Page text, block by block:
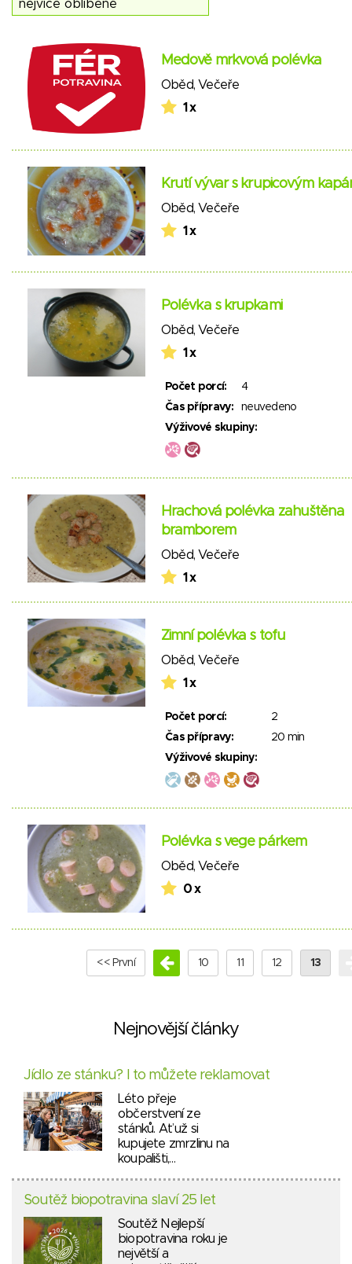
Medově mrkvová polévka
Oběd, Večeře
1 x
Krutí vývar s krupicovým
Oběd, Večeře
1 x
Polévka s krupkami
Oběd,Večeře
1 x
Počet porcí:
4
Čas přípravy:
neuvedeno
Výživové skupiny:
Hrachová polévka zahuštěna
bramborem
Oběd,Večeře
1 x
Zimní polévka s tofu
Oběd,Večeře
1 x
Počet porcí:
2
Čas přípravy:
20 min
Výživové skupiny:
Polévka s vege párkem
Oběd,Večeře
0 x
<< První 10 11 12 13
Nejnovější články
Jídlo ze stánku? I to můžete reklamovat
Léto přeje
občerstvení ze
stánků. Ať už si
kupujete zmrzlinu na
koupališti,…
Soutěž biopotravina slaví 25 let
Soutěž Nejlepší
biopotravina roku je
největší a